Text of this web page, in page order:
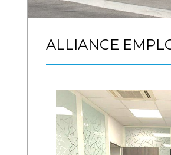
ALLIANCE